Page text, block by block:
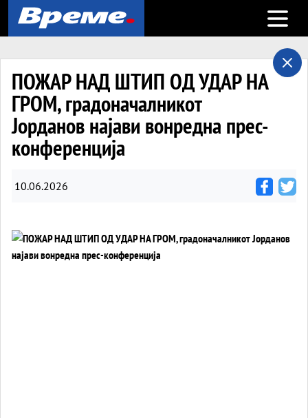
Open
ПОЖАР НАД ШТИП ОД УДАР НА
ГРОМ, градоначалникот
Јорданов најави вонредна прес-
конференција
10.06.2026